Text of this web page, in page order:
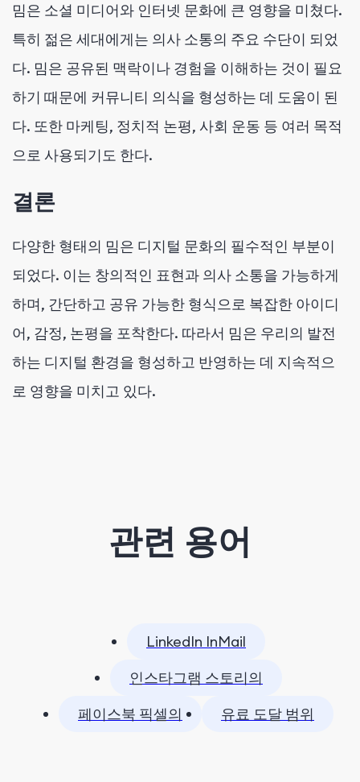
밈은 소셜 미디어와 인터넷 문화에 큰 영향을 미쳤다.
특히 젊은 세대에게는 의사 소통의 주요 수단이 되었
다. 밈은 공유된 맥락이나 경험을 이해하는 것이 필요
하기 때문에 커뮤니티 의식을 형성하는 데 도움이 된
다. 또한 마케팅, 정치적 논평, 사회 운동 등 여러 목적
으로 사용되기도 한다.
결론
다양한 형태의 밈은 디지털 문화의 필수적인 부분이
되었다. 이는 창의적인 표현과 의사 소통을 가능하게
하며, 간단하고 공유 가능한 형식으로 복잡한 아이디
어, 감정, 논평을 포착한다. 따라서 밈은 우리의 발전
하는 디지털 환경을 형성하고 반영하는 데 지속적으
로 영향을 미치고 있다.
관련 용어
LinkedIn InMail
인스타그램 스토리의
페이스북 픽셀의
유료 도달 범위